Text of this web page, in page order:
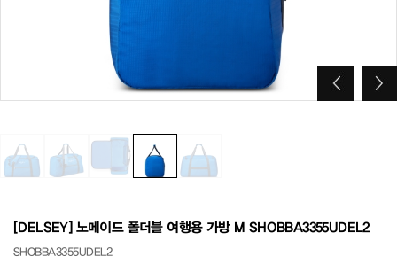
[DELSEY] 노메이드 폴더블 여행용 가방 M SHOBBA3355UDEL2
SHOBBA3355UDEL2